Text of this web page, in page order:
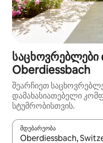
Oberdiessbach
შეარჩიეთ
დამახასიათებელი
სტუმრობისთვის.
მდებარეობა
როცა შედეგები